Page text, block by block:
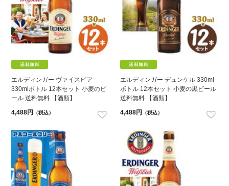
エルディンガー ヴァイスビア
330mlボトル 12本セット 小麦のビ
ール 送料無料 【酒類】
4,488円
（税込）
エルディンガー デュンケル 330ml
ボトル 12本セット 小麦の黒ビール
送料無料 【酒類】
4,488円
（税込）